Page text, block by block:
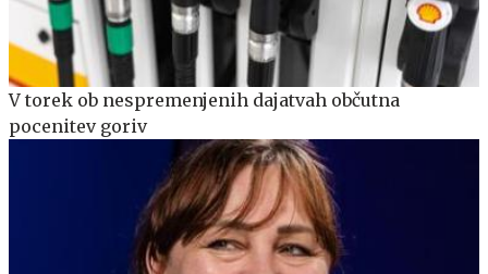
V torek ob nespremenjenih dajatvah občutna
pocenitev goriv